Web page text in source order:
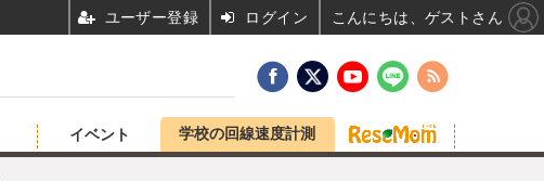
イベント 学校の回線速度計測
ユーザー登録 ログイン こんにちは、ゲストさん